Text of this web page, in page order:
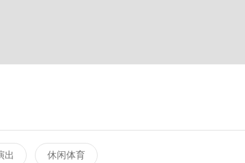
出 休闲体育